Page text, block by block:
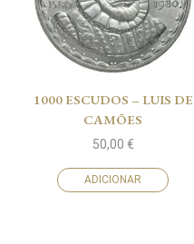
1000 ESCUDOS – LUIS DE
CAMÕES
50,00 €
ADICIONAR